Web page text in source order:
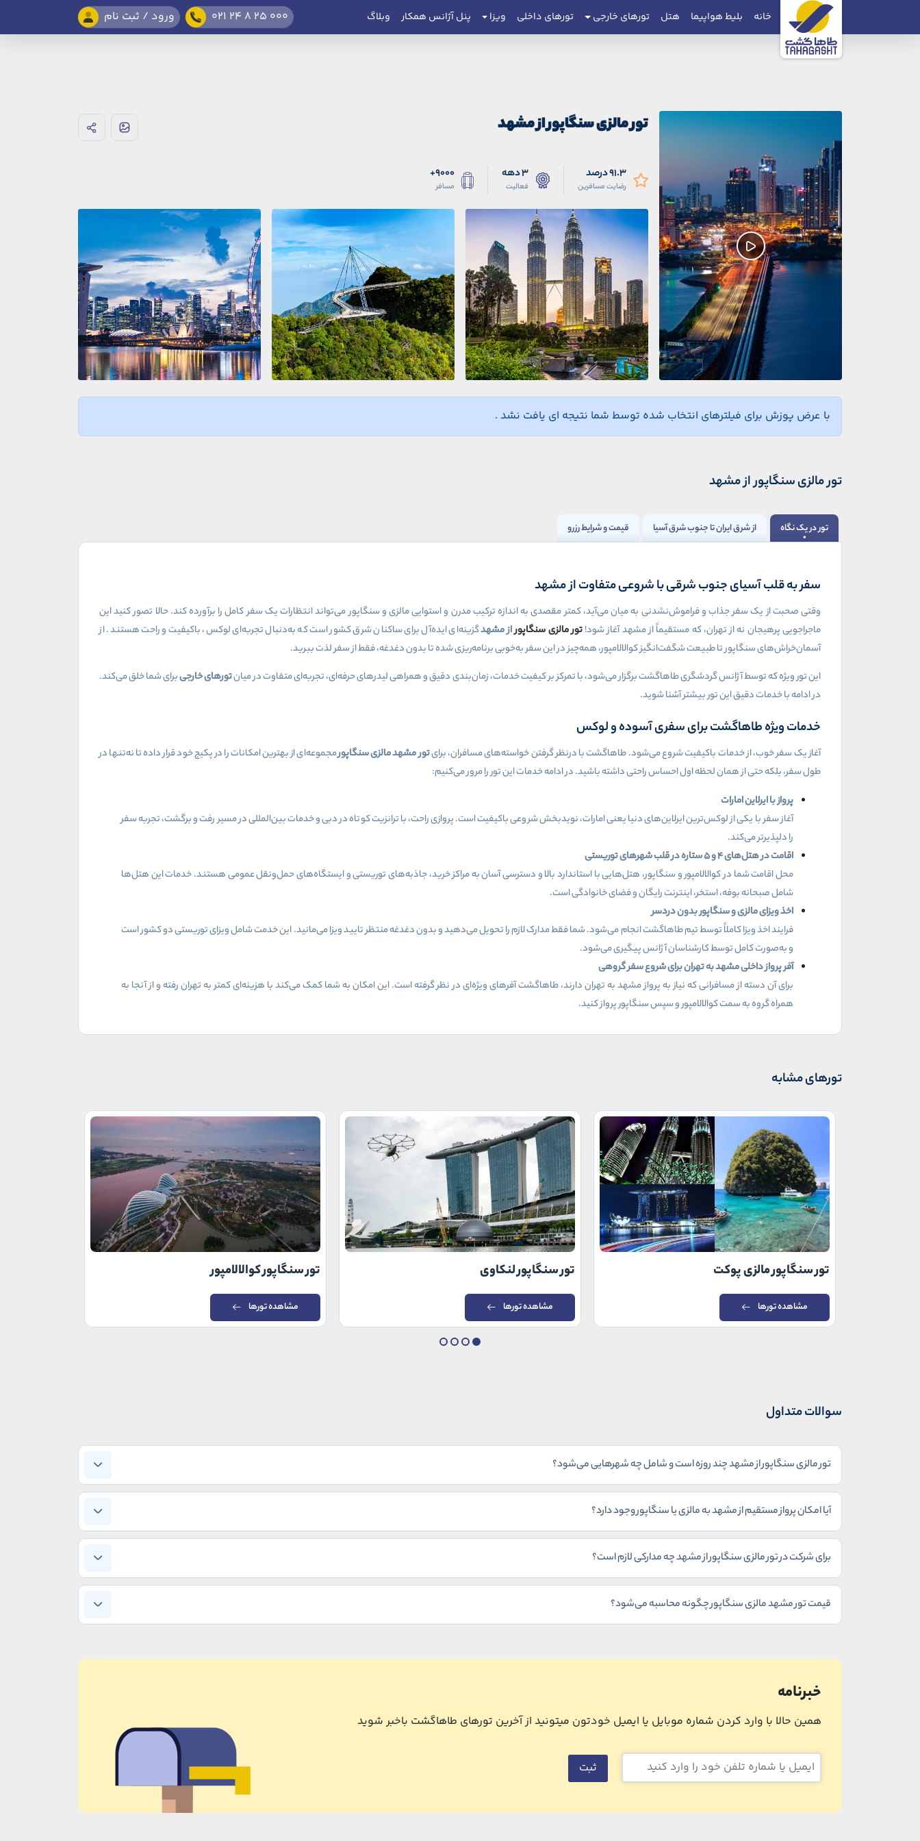
خانه بلیط هواپیما هتل تورهای خارجی تورهای داخلی ویزا پنل آژانس همکار وبلاگ 021 24 8 25 000 ورود / ثبت نام
تور مالزی سنگاپور از مشهد
91.3 درصد
رضایت مسافرین
3 دهه
فعالیت
9000+
مسافر
با عرض پوزش برای فیلترهای انتخاب شده توسط شما نتیجه ای یافت نشد .
تور مالزی سنگاپور از مشهد
تور در یک نگاه از شرق ایران تا جنوب شرق آسیا قیمت و شرایط رزرو
سفر به قلب آسیای جنوب شرقی با شروعی متفاوت از مشهد
وقتی صحبت از یک سفر جذاب و فراموش‌نشدنی به میان می‌آید، کمتر مقصدی به اندازه ترکیب مدرن و استوایی مالزی و سنگاپور می‌تواند انتظارات یک سفر کامل را برآورده کند. حالا تصور کنید این
ماجراجویی پرهیجان نه از تهران، که مستقیماً از مشهد آغاز شود!تور مالزی سنگاپوراز مشهدگزینه‌ای ایده‌آل برای ساکنان شرق کشور است که به‌دنبال تجربه‌ای لوکس، باکیفیت و راحت هستند. از
آسمان‌خراش‌های سنگاپور تا طبیعت شگفت‌انگیز کوالالامپور، همه‌چیز در این سفر به‌خوبی برنامه‌ریزی شده تا بدون دغدغه، فقط از سفر لذت ببرید.
این تور ویژه که توسط آژانس گردشگری طاهاگشت برگزار می‌شود، با تمرکز بر کیفیت خدمات، زمان‌بندی دقیق و همراهی لیدرهای حرفه‌ای، تجربه‌ای متفاوت در میانتورهای خارجیبرای شما خلق می‌کند.
در ادامه با خدمات دقیق این تور بیشتر آشنا شوید.
خدمات ویژه طاهاگشت برای سفری آسوده و لوکس
آغاز یک سفر خوب، از خدمات باکیفیت شروع می‌شود. طاهاگشت با درنظر گرفتن خواسته‌های مسافران، برایتور مشهد مالزی سنگاپورمجموعه‌ای از بهترین امکانات را در پکیج خود قرار داده تا نه‌تنها در
طول سفر، بلکه حتی از همان لحظه اول احساس راحتی داشته باشید. در ادامه خدمات این تور را مرور می‌کنیم:
پرواز با ایرلاین امارات
آغاز سفر با یکی از لوکس‌ترین ایرلاین‌های دنیا یعنی امارات، نویدبخش شروعی باکیفیت است. پروازی راحت، با ترانزیت کوتاه در دبی و خدمات بین‌المللی در مسیر رفت و برگشت، تجربه سفر
را دلپذیرتر می‌کند.
اقامت در هتل‌های۴و۵ستاره در قلب شهرهای توریستی
محل اقامت شما در کوالالامپور و سنگاپور، هتل‌هایی با استاندارد بالا و دسترسی آسان به مراکز خرید، جاذبه‌های توریستی و ایستگاه‌های حمل‌ونقل عمومی هستند. خدمات این هتل‌ها
شامل صبحانه بوفه، استخر، اینترنت رایگان و فضای خانوادگی است.
اخذ ویزای مالزی و سنگاپور بدون دردسر
فرایند اخذ ویزا کاملاً توسط تیم طاهاگشت انجام می‌شود. شما فقط مدارک لازم را تحویل می‌دهید و بدون دغدغه منتظر تایید ویزا می‌مانید. این خدمت شامل ویزای توریستی دو کشور است
و به‌صورت کامل توسط کارشناسان آژانس پیگیری می‌شود.
آفر پرواز داخلی مشهد به تهران برای شروع سفر گروهی
برای آن دسته از مسافرانی که نیاز به پرواز مشهد به تهران دارند، طاهاگشت آفرهای ویژه‌ای در نظر گرفته است. این امکان به شما کمک می‌کند با هزینه‌ای کمتر به تهران رفته و از آنجا به
همراه گروه به سمت کوالالامپور و سپس سنگاپور پرواز کنید.
تورهای مشابه
تور سنگاپور مالزی پوکت
مشاهده تورها
تور سنگاپور لنکاوی
مشاهده تورها
تور سنگاپور کوالالامپور
مشاهده تورها
سوالات متداول
تور مالزی سنگاپور از مشهد چند روزه است و شامل چه شهرهایی می‌شود؟
آیا امکان پرواز مستقیم از مشهد به مالزی یا سنگاپور وجود دارد؟
برای شرکت در تور مالزی سنگاپور از مشهد چه مدارکی لازم است؟
قیمت تور مشهد مالزی سنگاپور چگونه محاسبه می‌شود؟
خبرنامه
همین حالا با وارد کردن شماره موبایل یا ایمیل خودتون میتونید از آخرین تورهای طاهاگشت باخبر شوید
ثبت